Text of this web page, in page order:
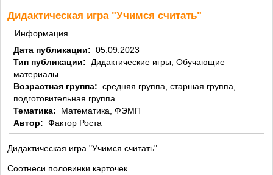
Дидактическая игра "Учимся считать"
Информация
Дата публикации: 05.09.2023
Тип публикации:
материалы
Возрастная группа: средняя группа, старшая группа,
подготовительная группа
Тематика:
Математика, ФЭМП
Автор: Фактор Роста
Дидактическая игра "Учимся считать"
Соотнеси половинки карточек.